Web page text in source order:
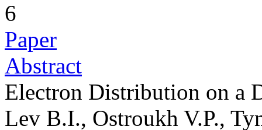
6
Paper
Abstract
Electron Distribution on a
Lev B.I., Ostroukh V.P.,